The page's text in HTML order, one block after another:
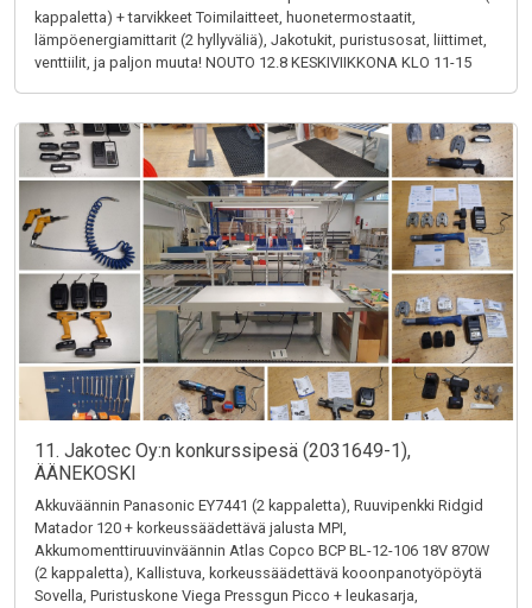
kappaletta) + tarvikkeet Toimilaitteet, huonetermostaatit,
lämpöenergiamittarit (2 hyllyväliä), Jakotukit, puristusosat, liittimet,
venttiilit, ja paljon muuta! NOUTO 12.8 KESKIVIIKKONA KLO 11-15
11. Jakotec Oy:n konkurssipesä (2031649-1),
ÄÄNEKOSKI
Akkuväännin Panasonic EY7441 (2 kappaletta), Ruuvipenkki Ridgid
Matador 120 + korkeussäädettävä jalusta MPI,
Akkumomenttiruuvinväännin Atlas Copco BCP BL-12-106 18V 870W
(2 kappaletta), Kallistuva, korkeussäädettävä kooonpanotyöpöytä
Sovella, Puristuskone Viega Pressgun Picco + leukasarja,